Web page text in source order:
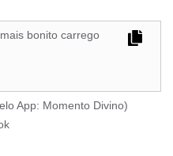
bonito carrego
App: Momento Divino)